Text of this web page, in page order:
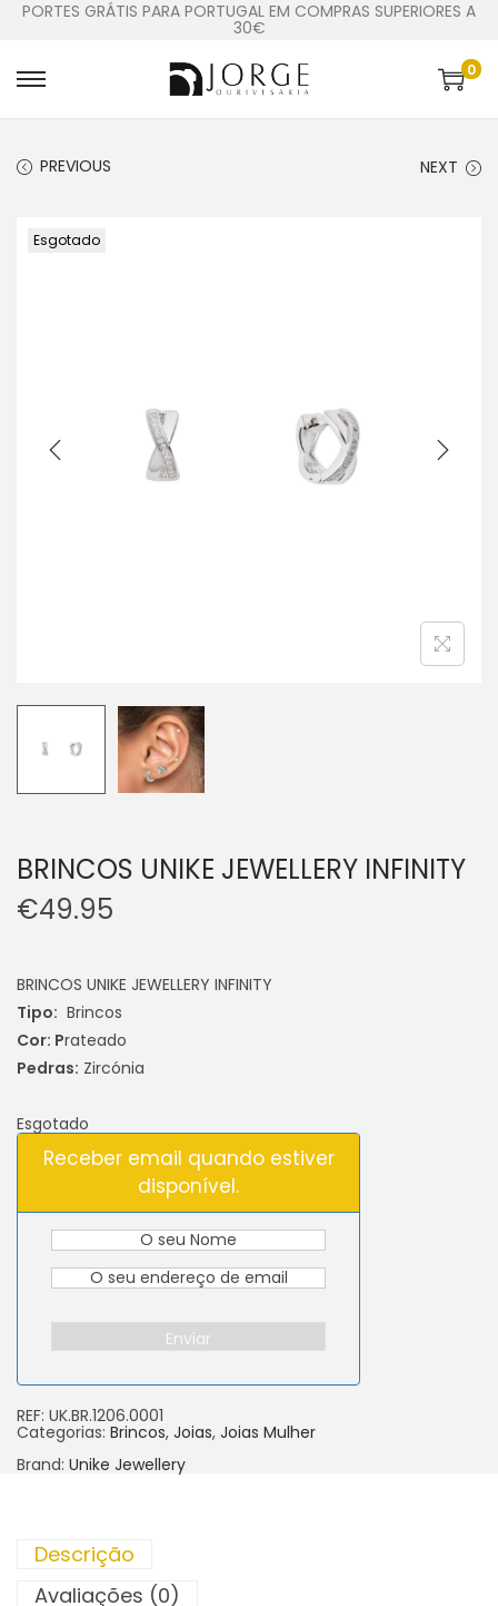
PORTES GRÁTIS PARA PORTUGAL EM COMPRAS SUPERIORES A
30€
0
PREVIOUS NEXT
Esgotado
BRINCOS UNIKE JEWELLERY INFINITY
€49.95
BRINCOS UNIKE JEWELLERY INFINITY
Tipo: Brincos
Cor: Prateado
Pedras: Zircónia
Esgotado
Receber email quando estiver
disponível.
Enviar
REF: UK.BR.1206.0001
Categorias: Brincos, Joias, Joias Mulher
Brand: Unike Jewellery
Descrição
Avaliações (0)